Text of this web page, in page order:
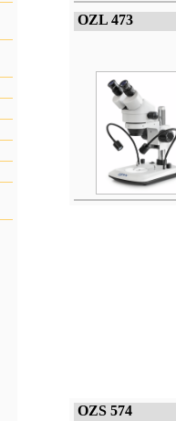
OZL 473
OZS 574